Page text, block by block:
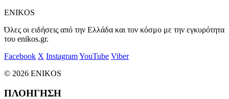
ENIKOS
Όλες οι ειδήσεις από την Ελλάδα και τον κόσμο με την εγκυρότητα
του enikos.gr.
Facebook X InstagramYouTube Viber
© 2026 ENIKOS
ΠΛΟΗΓΗΣΗ